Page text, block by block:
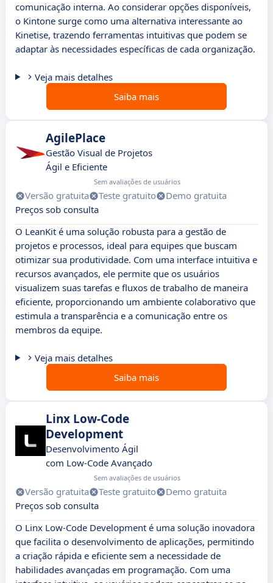
comunicação interna. Ao considerar opções disponíveis,
o Kintone surge como uma alternativa interessante ao
Kinetise, trazendo ferramentas intuitivas que podem se
adaptar às necessidades específicas de cada organização.
Veja mais detalhes
Saiba mais
AgilePlace
Gestão Visual de Projetos
Ágil e Eficiente
Sem avaliações de usuários
Versão gratuita Teste gratuito
Demo gratuita
Preços sob consulta
O LeanKit é uma solução robusta para a gestão de
projetos e processos, ideal para equipes que buscam
otimizar sua produtividade. Com uma interface intuitiva e
recursos avançados, ele permite que os usuários
visualizem suas tarefas e fluxos de trabalho de maneira
eficiente, proporcionando um ambiente colaborativo que
estimula a transparência e a comunicação entre os
membros da equipe.
Veja mais detalhes
Saiba mais
Linx Low-Code
Development
Desenvolvimento Ágil
com Low-Code Avançado
Sem avaliações de usuários
Versão gratuita Teste gratuito
Demo gratuita
Preços sob consulta
O Linx Low-Code Development é uma solução inovadora
que facilita o desenvolvimento de aplicações, permitindo
a criação rápida e eficiente sem a necessidade de
habilidades avançadas em programação. Com uma